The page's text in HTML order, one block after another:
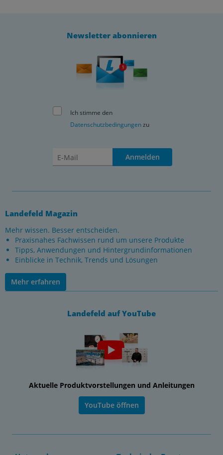
Newsletter abonnieren
Ich stimme den
Datenschutzbedingungenzu
Anmelden
Landefeld Magazin
Mehr wissen. Besser entscheiden.
Praxisnahes Fachwissen rund um unsere Produkte
Tipps, Anwendungen und Hintergrundinformationen
Einblicke in Technik, Trends und Lösungen
Mehr erfahren
Landefeld auf YouTube
Aktuelle Produktvorstellungen und Anleitungen
YouTube öffnen